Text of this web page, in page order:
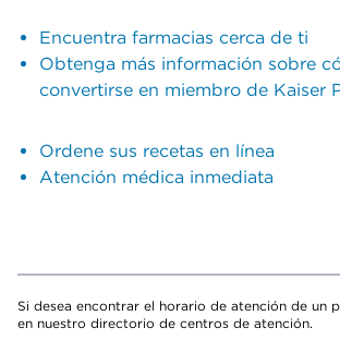
Encuentra farmacias cerca de ti
Obtenga más información sobre
convertirse en miembro de Kaiser
Ordene sus recetas en línea
Atención médica inmediata
Si desea encontrar el horario de atención de un
en nuestro directorio de centros de atención.